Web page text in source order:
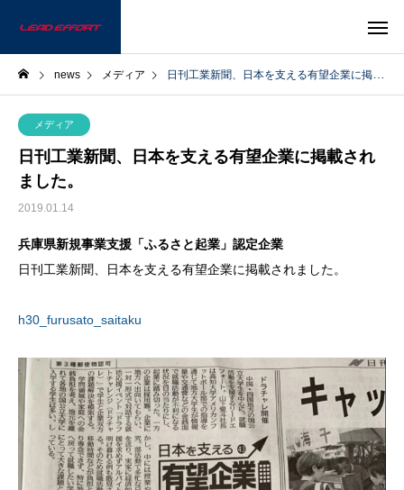
news メディア 日刊工業新聞、日本を支える有望企業に掲載されました。
メディア
日刊工業新聞、日本を支える有望企業に掲載され
ました。
2019.01.14
兵庫県新規事業支援「ふるさと起業」認定企業
日刊工業新聞、日本を支える有望企業に掲載されました。
h30_furusato_saitaku